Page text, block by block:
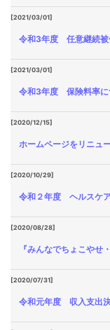
[2021/03/01]
令和3年度 任意継続被
[2021/03/01]
令和3年度 保険料率に
[2020/12/15]
ホームページをリニュ
[2020/10/29]
令和２年度 ヘルスケ
[2020/08/28]
『みんなでちょこや
[2020/07/31]
令和元年度 収入支出